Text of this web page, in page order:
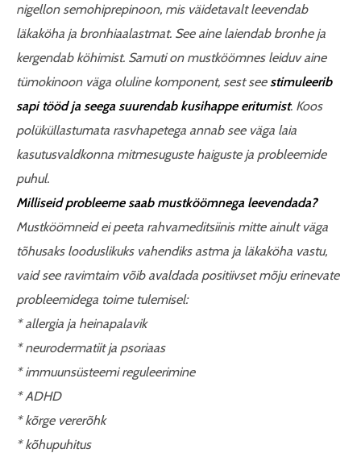
nigellon semohiprepinoon, mis väidetavalt leevendab
läkaköha ja bronhiaalastmat. See aine laiendab bronhe ja
kergendab köhimist. Samuti on mustköömnes leiduv aine
tümokinoon väga oluline komponent, sest seestimuleerib
sapi tööd ja seega suurendab kusihappe eritumist. Koos
polüküllastumata rasvhapetega annab see väga laia
kasutusvaldkonna mitmesuguste haiguste ja probleemide
puhul.
Milliseid probleeme saab mustköömnega leevendada?
Mustköömneid ei peeta rahvameditsiinis mitte ainult väga
tõhusaks looduslikuks vahendiks astma ja läkaköha vastu,
vaid see ravimtaim võib avaldada positiivset mõju erinevate
probleemidega toime tulemisel:
* allergia ja heinapalavik
* neurodermatiit ja psoriaas
* immuunsüsteemi reguleerimine
* ADHD
* kõrge vererõhk
* kõhupuhitus